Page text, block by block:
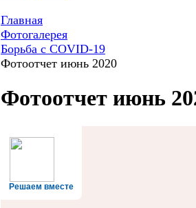
Главная
Фотогалерея
Борьба с COVID-19
Фотоотчет июнь 2020
Фотоотчет июнь
Решаем вместе